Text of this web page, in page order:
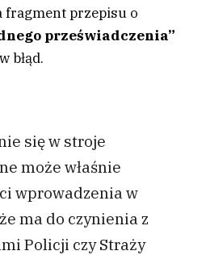
fragment przepisu o
przeświadczenia”
błąd.
się w stroje
może właśnie
wprowadzenia w
ma do czynienia z
Policji czy Straży